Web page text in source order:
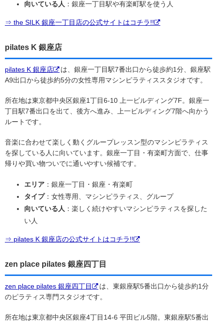
向いている人 ：銀座一丁目駅や有楽町駅を使う人
⇒ the SILK 銀座一丁目店の公式サイトはコチラ!!
pilates K 銀座店
pilates K 銀座店
は、銀座一丁目駅7番出口から徒歩約1分、銀座駅
A9出口から徒歩約5分の女性専用マシンピラティススタジオです。
所在地は東京都中央区銀座1丁目6-10 上一ビルディング7F。銀座一
丁目駅7番出口を出て、後方へ進み、上一ビルディング7階へ向かう
ルートです。
音楽に合わせて楽しく動くグループレッスン型のマシンピラティス
を探している人に向いています。銀座一丁目・有楽町方面で、仕事
帰りや買い物ついでに通いやすい候補です。
エリア ：銀座一丁目・銀座・有楽町
タイプ：女性専用、マシンピラティス、グループ
向いている人 ：楽しく続けやすいマシンピラティスを探した
い人
⇒ pilates K 銀座店の公式サイトはコチラ!!
zen place pilates 銀座四丁目
zen place pilates 銀座四丁目
は、東銀座駅5番出口から徒歩約1分
のピラティス専門スタジオです。
所在地は東京都中央区銀座4丁目14-6 平田ビル5階。東銀座駅5番出